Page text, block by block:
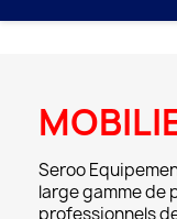
Seroo
large gamme de
professionnels